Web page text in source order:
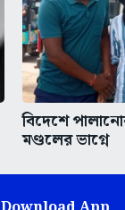
বিদেশে
মণ্ডলের ভাগ্নে